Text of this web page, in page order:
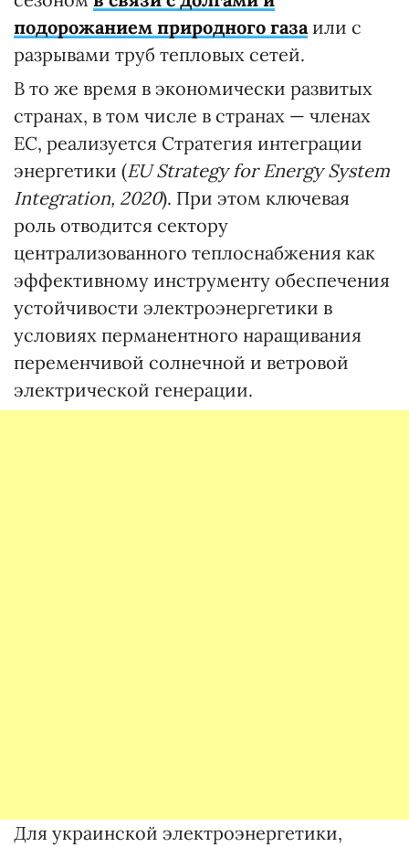
подорожанием природного газа или с
разрывами труб тепловых сетей.
В то же время в экономически развитых
странах, в том числе в странах — членах
ЕС, реализуется Стратегия интеграции
энергетики (EU Strategy for Energy System
Integration, 2020). При этом ключевая
роль отводится сектору
централизованного теплоснабжения как
эффективному инструменту обеспечения
устойчивости электроэнергетики в
условиях перманентного наращивания
переменчивой солнечной и ветровой
электрической генерации.
Для украинской электроэнергетики,